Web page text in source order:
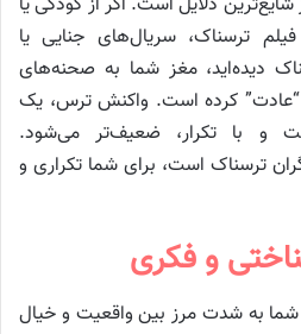
ترسناک، سریال‌های جنایی یا
دیده‌اید، مغز شما به صحنه‌های
کرده است. واکنش ترس، یک
و با تکرار، ضعیف‌تر می‌شود.
ترسناک است، برای شما تکراری و
و فکری
شما به شدت مرز بین واقعیت و خیال